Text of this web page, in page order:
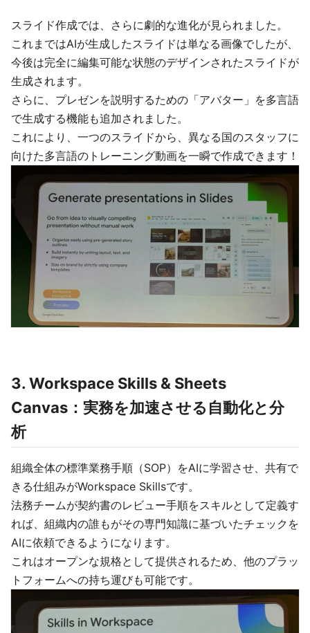
スライド作成では、さらに劇的な進化が見られました。
これまではAIが生成したスライドは単なる画像でしたが、
今後は完全に編集可能な状態のデザインされたスライドが
生成されます。
さらに、プレゼンを説明するための「アバター」を多言語
で生成する機能も追加されました。
これにより、一つのスライドから、異なる国のスタッフに
向けた多言語のトレーニング動画を一瞬で作成できます！
3. Workspace Skills & Sheets
Canvas：実務を加速させる自動化と分
析
組織全体の標準業務手順（SOP）をAIに学習させ、共有で
きる仕組みがWorkspace Skillsです。
法務チームが契約書のレビュー手順をスキルとして定義す
れば、組織内の誰もがその専門知識に基づいたチェックを
AIに依頼できるようになります。
これはオープンな規格として提供されるため、他のプラッ
トフォームへの持ち運びも可能です。